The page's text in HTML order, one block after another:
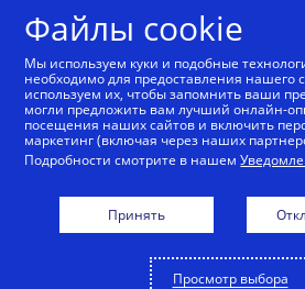
Русский
Файлы cookie
Мы используем куки и подобные
необходимо для предоставления нашего
используем их, чтобы запомнить ваши
могли предложить вам лучший онлайн-
посещения наших сайтов и включить
маркетинг (включая через наших
Подробности смотрите в нашем
Принять
Просмотр выбора